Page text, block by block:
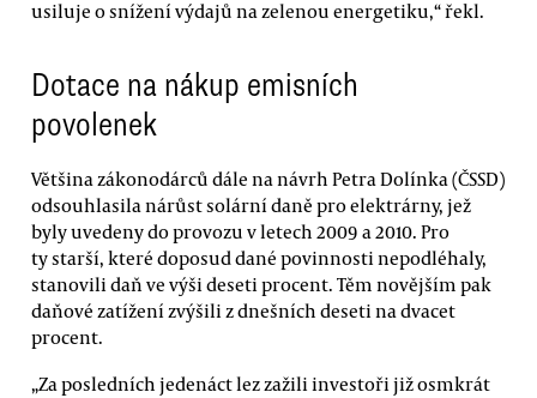
usiluje o snížení výdajů na zelenou energetiku,“ řekl.
Dotace na nákup emisních
povolenek
Většina zákonodárců dále na návrh Petra Dolínka (ČSSD)
odsouhlasila nárůst solární daně pro elektrárny, jež
byly uvedeny do provozu v letech 2009 a 2010. Pro
ty starší, které doposud dané povinnosti nepodléhaly,
stanovili daň ve výši deseti procent. Těm novějším pak
daňové zatížení zvýšili z dnešních deseti na dvacet
procent.
„Za posledních jedenáct lez zažili investoři již osmkrát